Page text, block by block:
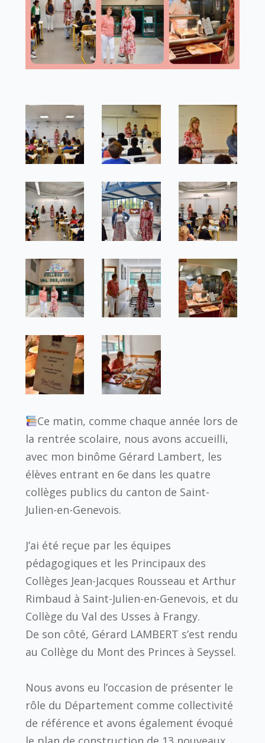
Ce matin, comme chaque année lors de
la rentrée scolaire, nous avons accueilli,
avec mon binôme Gérard Lambert, les
élèves entrant en 6e dans les quatre
collèges publics du canton de Saint-
Julien-en-Genevois.
J’ai été reçue par les équipes
pédagogiques et les Principaux des
Collèges Jean-Jacques Rousseau et Arthur
Rimbaud à Saint-Julien-en-Genevois, et du
Collège du Val des Usses à Frangy.
De son côté, Gérard LAMBERT s’est rendu
au Collège du Mont des Princes à Seyssel.
Nous avons eu l’occasion de présenter le
rôle du Département comme collectivité
de référence et avons également évoqué